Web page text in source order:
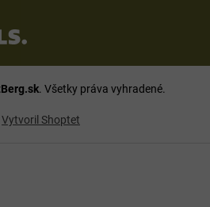
Vytvoril Shoptet
. Všetky práva vyhradené.